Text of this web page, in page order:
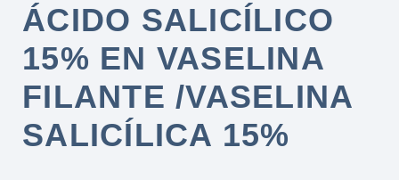
ÁCIDO SALICÍLICO
15% EN VASELINA
FILANTE /VASELINA
SALICÍLICA 15%